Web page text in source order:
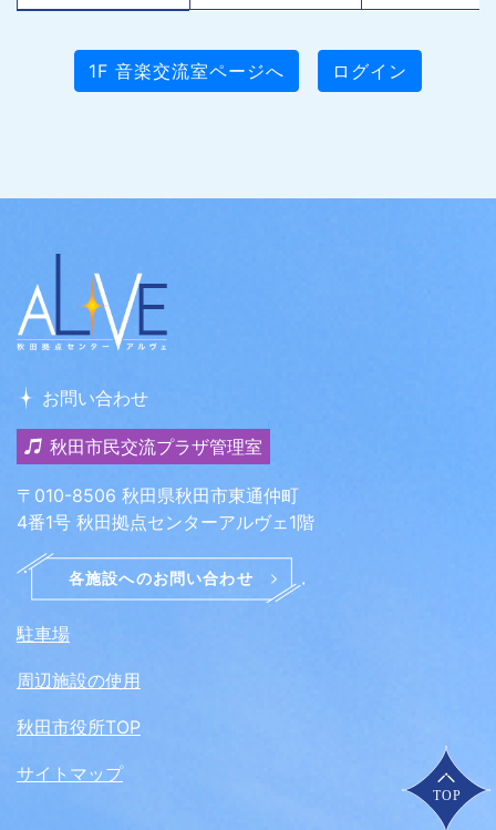
1F 音楽交流室ページへ ログイン
お問い合わせ
秋田市民交流プラザ管理室
〒010-8506 秋田県秋田市東通仲町
4番1号 秋田拠点センターアルヴェ1階
駐車場
周辺施設の使用
秋田市役所TOP
サイトマップ